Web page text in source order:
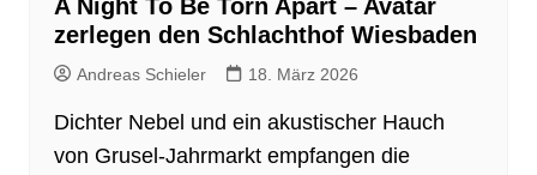
A Night To Be Torn Apart – Avatar
zerlegen den Schlachthof Wiesbaden
Andreas Schieler 18. März 2026
Dichter Nebel und ein akustischer Hauch
von Grusel-Jahrmarkt empfangen die